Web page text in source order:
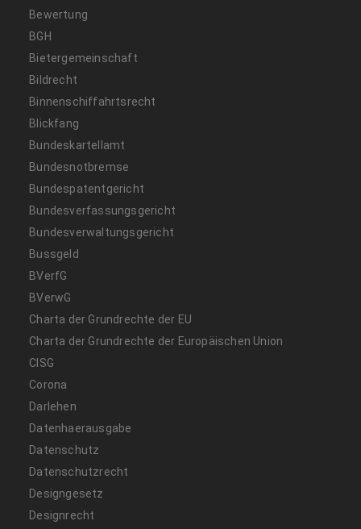
Bewertung
BGH
Bietergemeinschaft
Bildrecht
Binnenschiffahrtsrecht
Blickfang
Bundeskartellamt
Bundesnotbremse
Bundespatentgericht
Bundesverfassungsgericht
Bundesverwaltungsgericht
Bussgeld
BVerfG
BVerwG
Charta der Grundrechte der EU
Charta der Grundrechte der Europäischen Union
CISG
Corona
Darlehen
Datenhaerausgabe
Datenschutz
Datenschutzrecht
Designgesetz
Designrecht